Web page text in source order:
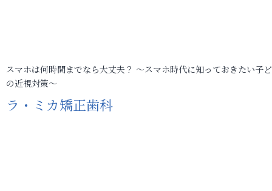
スマホは何時間までなら大丈夫？ ～スマホ時代に知っておきたい子
の近視対策～
ラ・ミカ矯正歯科